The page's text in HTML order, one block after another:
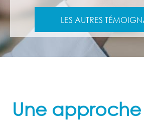
LES AUTRES
Une approche